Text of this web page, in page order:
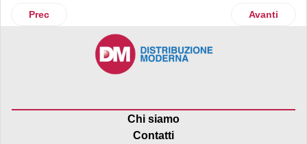
Articolo precedente: Lidl realizza insieme a Epta lo store
Prec Articolo
Avanti
Chi siamo
Contatti